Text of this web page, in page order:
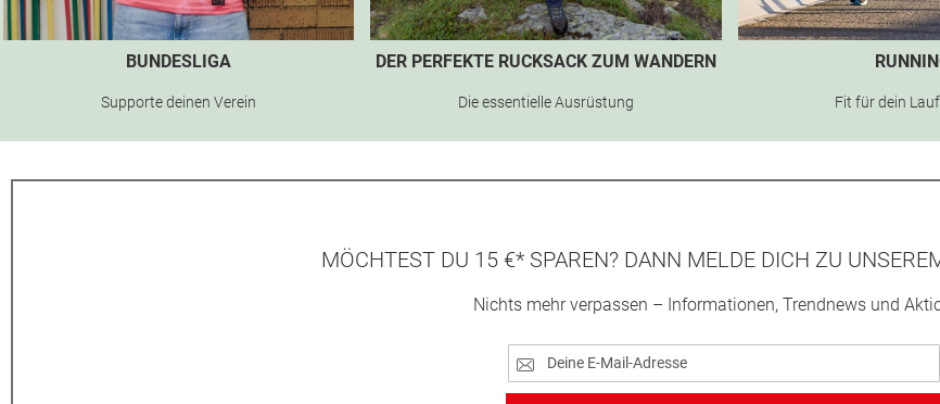
BUNDESLIGA
Supporte deinen Verein
DER PERFEKTE RUCKSACK ZUM WANDERN
Die essentielle Ausrüstung Fit für dein
MÖCHTEST DU 15 €* SPAREN? DANN MELDE DICH ZU
Nichts mehr verpassen – Informationen, Trendnews und